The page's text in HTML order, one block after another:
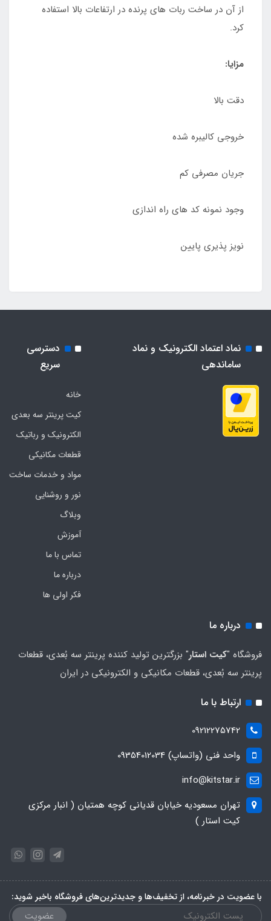
از آن در ساخت ربات های پرنده در ارتفاعات بالا استفاده
کرد.
مزایا:
دقت بالا
خروجی کالیبره شده
جریان مصرفی کم
وجود نمونه کد های راه اندازی
نویز پذیری پایین
نماد اعتماد الکترونیک و نماد
ساماندهی
دسترسی
سریع
خانه
کیت پرینتر سه بعدی
الکترونیک و رباتیک
قطعات مکانیکی
مواد و خدمات ساخت
نور و روشنایی
وبلاگ
آموزش
تماس با ما
درباره ما
فکر اولی ها
درباره ما
فروشگاه "کیت استار" بزرگترین تولید کننده پرینتر سه بُعدی، قطعات
پرینتر سه بُعدی، قطعات مکانیکی و الکترونیکی در ایران
ارتباط با ما
09212275742
واحد فنی (واتساپ) 09354012034
info@kitstar.ir
تهران مسعودیه خیابان قدیانی کوچه همتیان ( انبار مرکزی
کیت استار )
با عضویت در خبرنامه، از تخفیف‌ها و جدیدترین‌های فروشگاه باخبر شوید:
عضویت